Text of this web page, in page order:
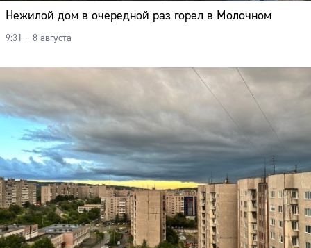
Нежилой дом в очередной раз горел в Молочном
9:31 – 8 августа